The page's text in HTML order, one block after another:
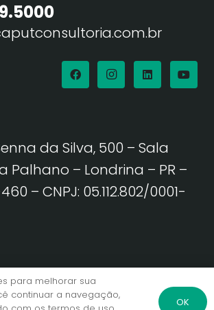
da Silva, 500 – Sala
Palhano – Londrina – PR –
– CNPJ: 05.112.802/0001-
de Privacidade | Termos de Uso
para melhorar sua
continuar a navegação,
OK